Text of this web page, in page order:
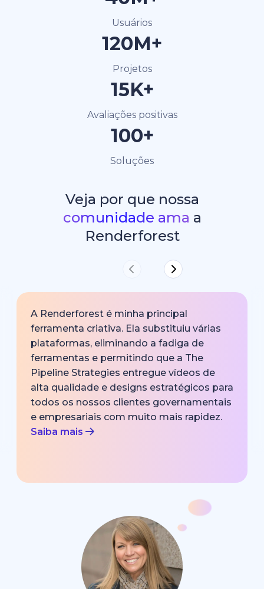
Usuários
120M+
Projetos
15K+
Avaliações positivas
100+
Soluções
Veja por que nossa
comunidade ama a
Renderforest
A Renderforest é minha principal
ferramenta criativa. Ela substituiu várias
plataformas, eliminando a fadiga de
ferramentas e permitindo que a The
Pipeline Strategies entregue vídeos de
alta qualidade e designs estratégicos para
todos os nossos clientes governamentais
e empresariais com muito mais rapidez.
Saiba mais